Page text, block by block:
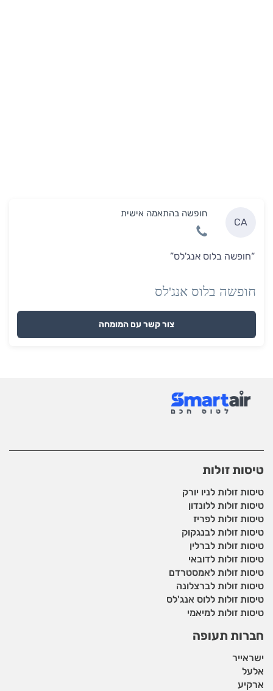
CA
חופשה בהתאמה אישית
“חופשה בלוס אנג'לס”
חופשה בלוס אנג'לס
צור קשר עם המומחה
טיסות זולות
טיסות זולות לניו יורק
טיסות זולות ללונדון
טיסות זולות לפריז
טיסות זולות לבנגקוק
טיסות זולות לברלין
טיסות זולות לדובאי
טיסות זולות לאמסטרדם
טיסות זולות לברצלונה
טיסות זולות ללוס אנג'לס
טיסות זולות למיאמי
חברות תעופה
ישראייר
אלעל
ארקיע